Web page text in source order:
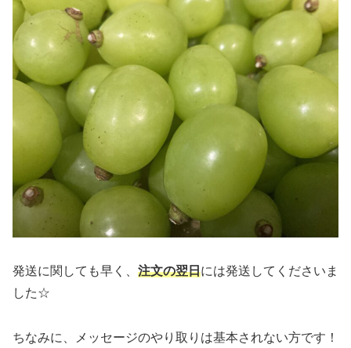
発送に関しても早く、 注文の翌日には発送してくださいま
した☆
ちなみに、メッセージのやり取りは基本されない方です！